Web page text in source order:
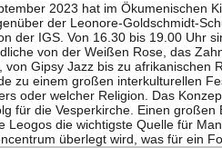
2023 hat im Öku­me­ni­schen
der Leo­­nore-Gol­d­­schmidt-
der IGS. Von 16.30 bis 19.00 Uhr
von der Wei­ßen Rose, das
von Gipsy Jazz bis zu
zu einem gro­ßen inter­kul­tu­rel­len
oder wel­cher Reli­gion. Das
für die Ves­per­kir­che. Einen
Leo­gos die wich­tigste Quelle für
über­legt wird, was für ein